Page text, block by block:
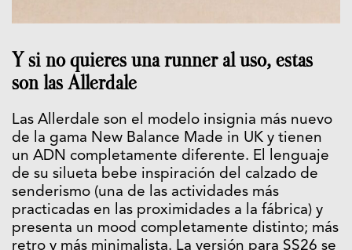
Y si no quieres una runner al uso, estas
son las Allerdale
Las Allerdale son el modelo insignia más nuevo
de la gama New Balance Made in UK y tienen
un ADN completamente diferente. El lenguaje
de su silueta bebe inspiración del calzado de
senderismo (una de las actividades más
practicadas en las proximidades a la fábrica) y
presenta un mood completamente distinto; más
retro y más minimalista. La versión para SS26 se